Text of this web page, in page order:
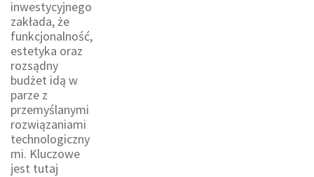
inwestycyjnego
zakłada, że
funkcjonalność,
estetyka oraz
rozsądny
budżet idą w
parze z
przemyślanymi
rozwiązaniami
technologiczny
mi. Kluczowe
jest tutaj